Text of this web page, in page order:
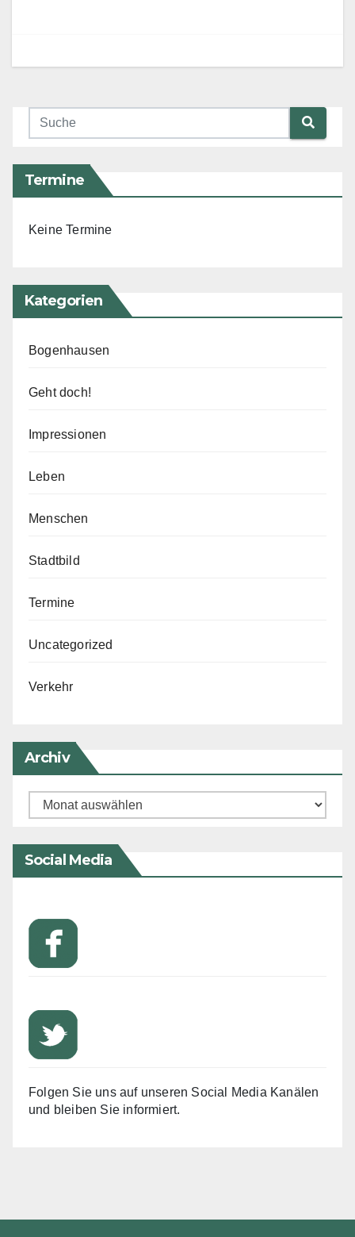
Termine
Keine Termine
Kategorien
Bogenhausen
Geht doch!
Impressionen
Leben
Menschen
Stadtbild
Termine
Uncategorized
Verkehr
Archiv
Archiv
Social Media
Folgen Sie uns auf unseren Social Media Kanälen
und bleiben Sie informiert.